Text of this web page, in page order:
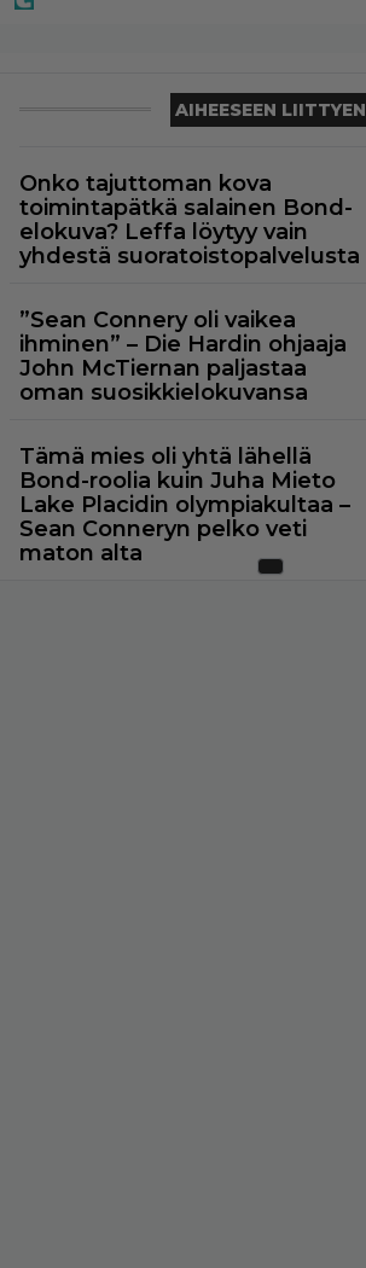
AIHEESEEN LIITTYEN
Onko tajuttoman kova
toimintapätkä salainen Bond-
elokuva? Leffa löytyy vain
yhdestä suoratoistopalvelusta
”Sean Connery oli vaikea
ihminen” – Die Hardin ohjaaja
John McTiernan paljastaa
oman suosikkielokuvansa
Tämä mies oli yhtä lähellä
Bond-roolia kuin Juha Mieto
Lake Placidin olympiakultaa –
Sean Conneryn pelko veti
maton alta